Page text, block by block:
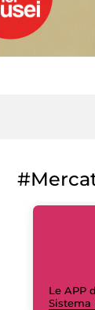
Le APP
Sistema